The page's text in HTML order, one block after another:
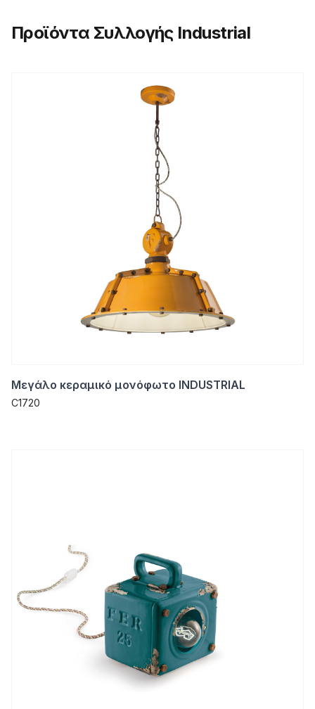
Προϊόντα Συλλογής Industrial
Μεγάλο κεραμικό μονόφωτο INDUSTRIAL
C1720